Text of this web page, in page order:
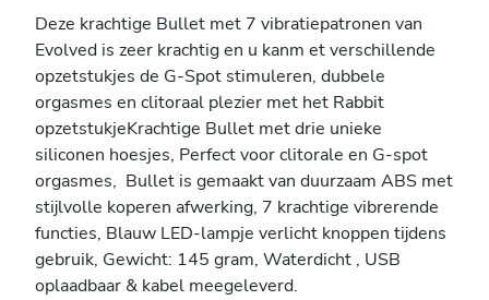
Deze krachtige Bullet met 7 vibratiepatronen van
Evolved is zeer krachtig en u kanm et verschillende
opzetstukjes de G-Spot stimuleren, dubbele
orgasmes en clitoraal plezier met het Rabbit
opzetstukjeKrachtige Bullet met drie unieke
siliconen hoesjes, Perfect voor clitorale en G-spot
orgasmes, Bullet is gemaakt van duurzaam ABS met
stijlvolle koperen afwerking, 7 krachtige vibrerende
functies, Blauw LED-lampje verlicht knoppen tijdens
gebruik, Gewicht: 145 gram, Waterdicht , USB
oplaadbaar & kabel meegeleverd.